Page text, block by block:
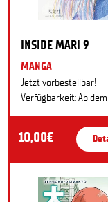
INSIDE MARI 9
MANGA
Jetzt vorbestellbar!
Verfügbarkeit: Ab dem
10,00€